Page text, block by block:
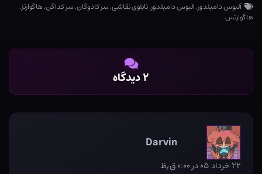
آلبوس دامبلدور,البوس دامبلدور,تابلوی نقاشی,سر کادوگان,سر کداگن,هاگوارتز,
هاگوارتس
۲ دیدگاه
Darvin
۲۲ خرداد ۰۵ در ۰:۰۰ ق٫ظ